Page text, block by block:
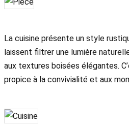
La cuisine présente un style
laissent filtrer une lumière
aux textures boisées élégantes.
propice à la convivialité et aux